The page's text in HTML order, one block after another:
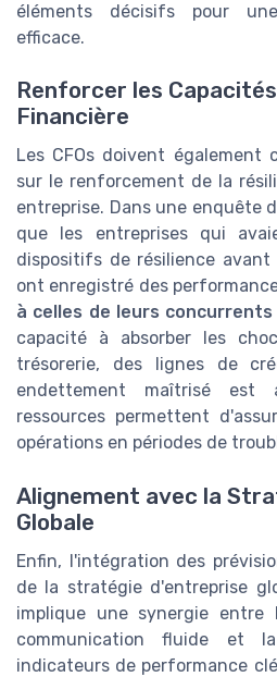
éléments décisifs pour
efficace.
Renforcer les
Financière
Les CFOs doivent également
sur le renforcement de la
entreprise. Dans une enquête
que les entreprises qui
dispositifs de résilience avant
ont enregistré des
à celles de leurs concurrents
capacité à absorber les
trésorerie, des lignes de
endettement maîtrisé
ressources permettent
opérations en périodes de
Alignement avec la
Globale
Enfin, l'intégration des
de la stratégie d'entreprise
implique une synergie entre
communication fluide et
indicateurs de performance